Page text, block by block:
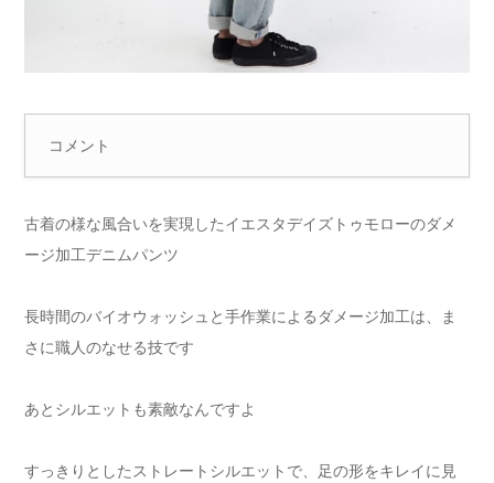
コメント
古着の様な風合いを実現したイエスタデイズトゥモローのダメ
ージ加工デニムパンツ
長時間のバイオウォッシュと手作業によるダメージ加工は、ま
さに職人のなせる技です
あとシルエットも素敵なんですよ
すっきりとしたストレートシルエットで、足の形をキレイに見